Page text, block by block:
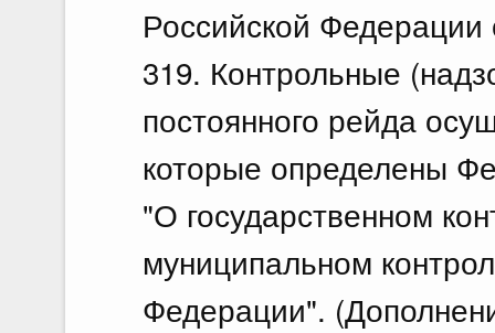
Российской
319. Контрольные
постоянного рейда
которые определены
"О государственном
муниципальном
Федерации".